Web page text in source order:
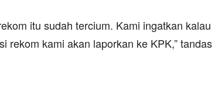
itu sudah tercium. Kami ingatkan kalau
rekom kami akan laporkan ke KPK,” tandas